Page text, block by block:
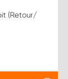
(Retour/